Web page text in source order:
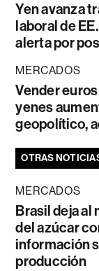
Yen avanza
laboral de
alerta por
MERCADOS
Vender
yenes
geopolítico,
OTRAS
MERCADOS
Brasil deja al
del azúcar
información
producción